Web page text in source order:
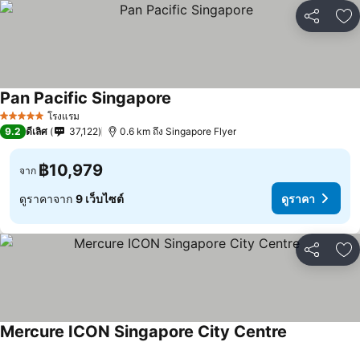
แชร์ เ
5 ดาว โรงแรม
Pan Pacific Singapore
9.2 ดีเลิศ 37,122 0.6 km ถึง Singapore Flyer
จาก ฿10,979
ดูราคาจาก 9 เว็บไซต์ ดูราคา
แชร์ เ
Mercure ICON Singapore City Centre